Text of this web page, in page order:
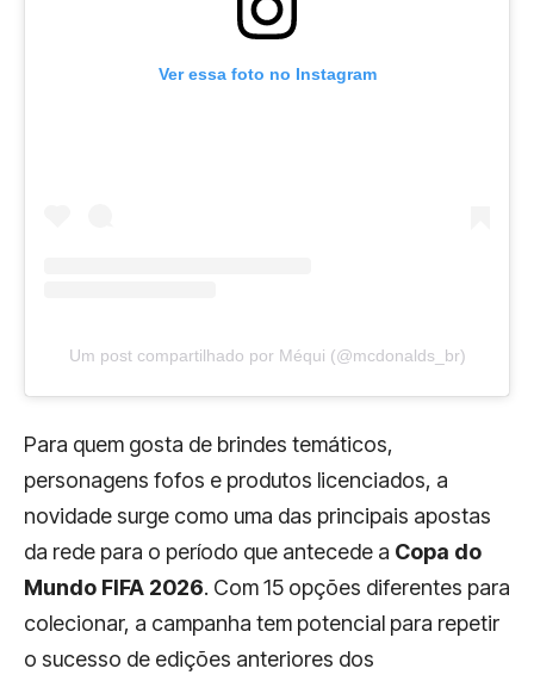
Ver essa foto no Instagram
Um post compartilhado por Méqui (@mcdonalds_br)
Para quem gosta de brindes temáticos,
personagens fofos e produtos licenciados, a
novidade surge como uma das principais apostas
da rede para o período que antecede a Copa do
Mundo FIFA 2026. Com 15 opções diferentes para
colecionar, a campanha tem potencial para repetir
o sucesso de edições anteriores dos